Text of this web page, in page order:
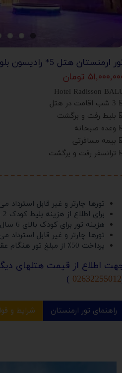
ارمنستان هتل 5* رادیسون بلو
تومان
Hotel Radisson
هتل
بلیط رفت و برگشت
وعده صبحانه
بیمه مسافرتی
ترانسفر رفت و برگشت
– – – – – – – – – – – – – – – – – –
– –
تورها چارتر و غیر قابل استرداد
برای اطلاع از هزینه بلیط کودک 2 سال تماس حاصل فرمایید.
هزینه تور برای کودک بالای 6 سال کامل محاسبه می‌شود.
تورها چارتر و غیر قابل استرداد
پرداخت 50٪ از مبلغ تور هنگام عقد قرارداد الزامی می‌باشد.
اطلاع از قیمت هتلهای
02632255012
)
راهنمای تور ارمنستان شرایط و